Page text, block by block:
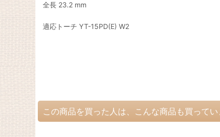
全長 23.2 mm
適応トーチ YT-15PD(E) W2
この商品を買った人は、こんな商品も買って